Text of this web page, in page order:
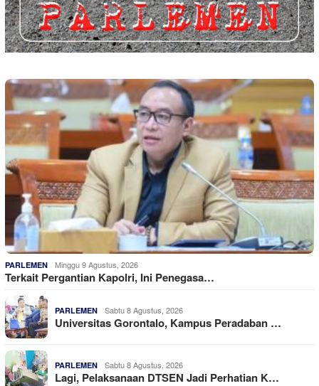
PARLEMEN Minggu 9 Agustus, 2026
Terkait Pergantian Kapolri, Ini Penegasa…
PARLEMEN Sabtu 8 Agustus, 2026
Universitas Gorontalo, Kampus Peradaban …
PARLEMEN Sabtu 8 Agustus, 2026
Lagi, Pelaksanaan DTSEN Jadi Perhatian K…